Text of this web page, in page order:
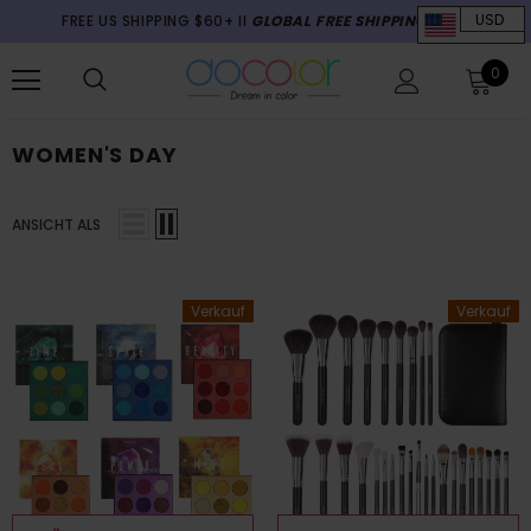
FREE US SHIPPING $60+ II GLOBAL FREE SHIPPING $70+
0
WOMEN'S DAY
ANSICHT ALS
Verkauf Verkauf
USD